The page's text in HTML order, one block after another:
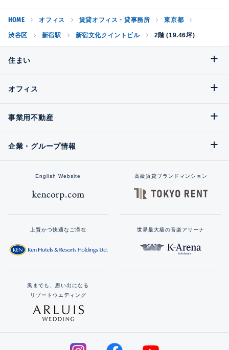
HOME オフィス 賃貸オフィス・貸事務所 東京都
渋谷区 新宿駅 新宿文化クイントビル 2階 (19.46坪)
住まい
オフィス
事業用不動産
企業・グループ情報
English Website 高級賃貸ブランドマンション
上質かつ快適なご滞在 世界最大級の音楽アリーナ
風までも、思い出になる
リゾートウエディング